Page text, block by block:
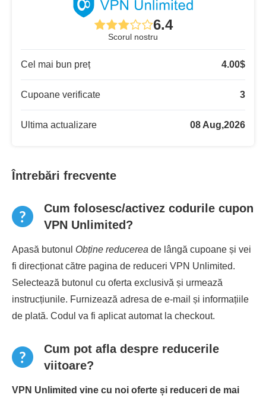
6.4
Scorul nostru
Cel mai bun preț 4.00$
Cupoane verificate 3
Ultima actualizare 08 Aug,2026
Întrebări frecvente
Cum folosesc/activez codurile cupon
VPN Unlimited?
Apasă butonul Obține reducerea de lângă cupoane și vei
fi direcționat către pagina de reduceri VPN Unlimited.
Selectează butonul cu oferta exclusivă și urmează
instrucțiunile. Furnizează adresa de e-mail și informațiile
de plată. Codul va fi aplicat automat la checkout.
Cum pot afla despre reducerile
viitoare?
VPN Unlimited vine cu noi oferte și reduceri de mai